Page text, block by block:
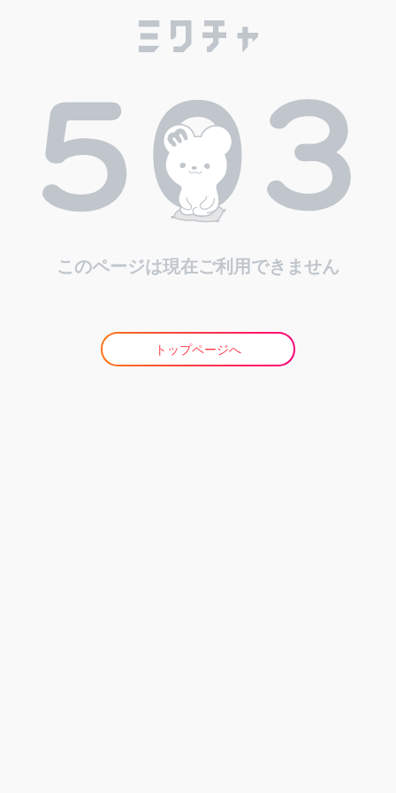
このページは現在ご利用できません